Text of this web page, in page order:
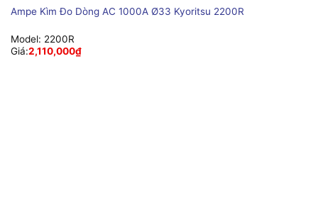
Ampe Kìm Đo Dòng AC 1000A Ø33 Kyoritsu 2200R
Model: 2200R
Giá:2,110,000₫